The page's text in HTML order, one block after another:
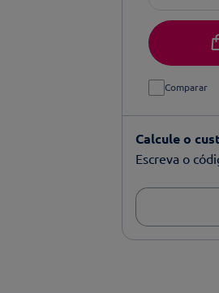
Comparar
Calcule o
Escreva o